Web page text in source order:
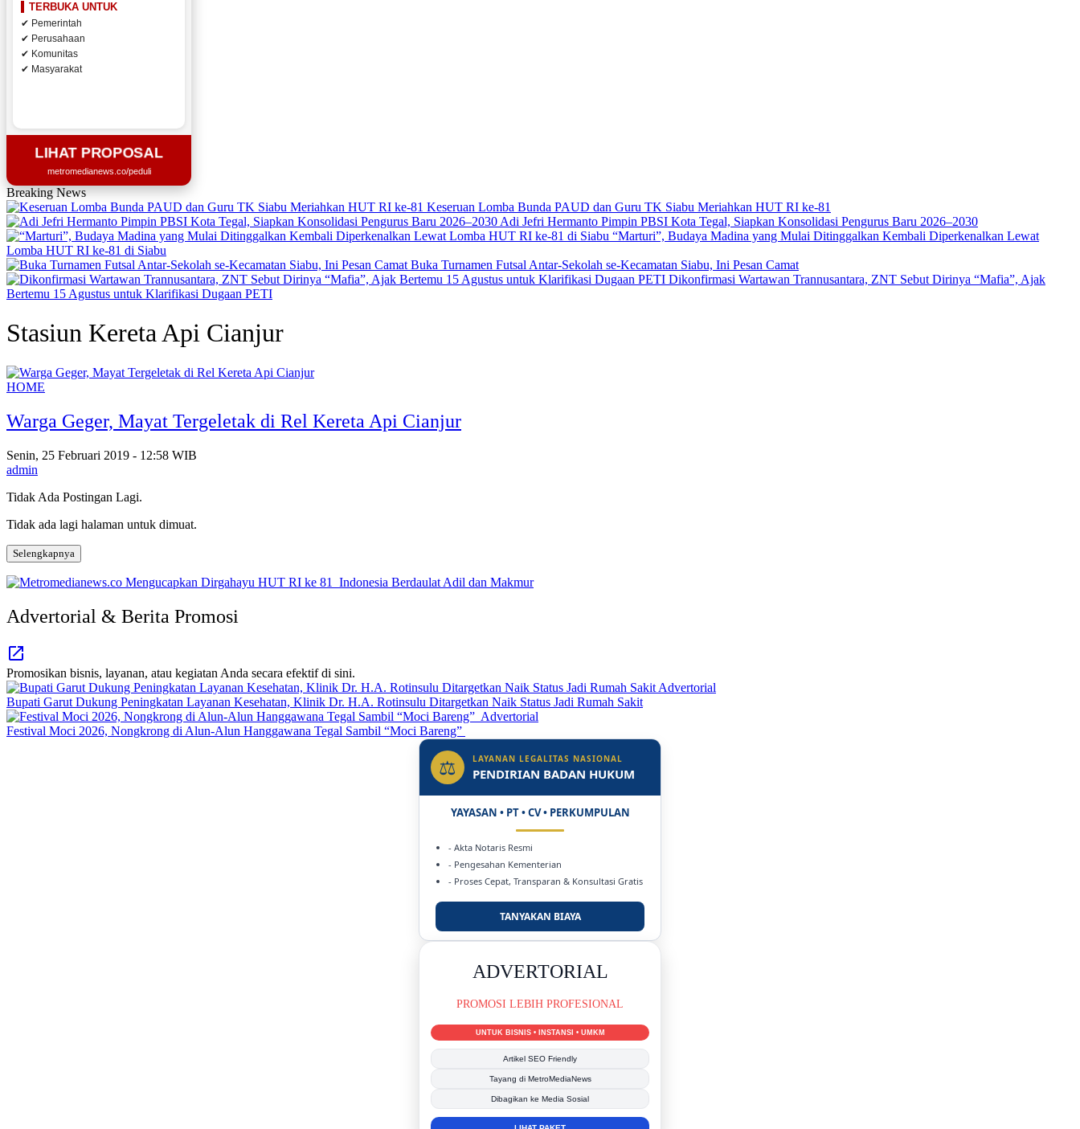
TERBUKA UNTUK
✔ Pemerintah
✔ Perusahaan
✔ Komunitas
✔ Masyarakat
LIHAT PROPOSAL
metromedianews.co/peduli
Breaking News
Keseruan Lomba Bunda PAUD dan Guru TK Siabu Meriahkan HUT RI ke-81
Adi Jefri Hermanto Pimpin PBSI Kota Tegal, Siapkan Konsolidasi Pengurus Baru 2026–2030
“Marturi”, Budaya Madina yang Mulai Ditinggalkan Kembali Diperkenalkan Lewat
Lomba HUT RI ke-81 di Siabu
Buka Turnamen Futsal Antar-Sekolah se-Kecamatan Siabu, Ini Pesan Camat
Dikonfirmasi Wartawan Trannusantara, ZNT Sebut Dirinya “Mafia”, Ajak
Bertemu 15 Agustus untuk Klarifikasi Dugaan PETI
Stasiun Kereta Api Cianjur
HOME
Warga Geger, Mayat Tergeletak di Rel Kereta Api Cianjur
Senin, 25 Februari 2019 - 12:58 WIB
admin
Tidak Ada Postingan Lagi.
Tidak ada lagi halaman untuk dimuat.
Selengkapnya
Advertorial & Berita Promosi
Promosikan bisnis, layanan, atau kegiatan Anda secara efektif di sini.
Advertorial
Bupati Garut Dukung Peningkatan Layanan Kesehatan, Klinik Dr. H.A. Rotinsulu Ditargetkan Naik Status Jadi Rumah Sakit
Advertorial
Festival Moci 2026, Nongkrong di Alun-Alun Hanggawana Tegal Sambil “Moci Bareng”
⚖ LAYANAN LEGALITAS NASIONAL
PENDIRIAN BADAN HUKUM
YAYASAN • PT • CV • PERKUMPULAN
- Akta Notaris Resmi
- Pengesahan Kementerian
- Proses Cepat, Transparan & Konsultasi Gratis
TANYAKAN BIAYA
DUKUNG KAMI
BERSAMA METROMEDIANEWS.CO
MEDIA INFORMASI TERPERCAYA
Publikasi Kegiatan
Berita Promosi
Tingkatkan Branding Anda